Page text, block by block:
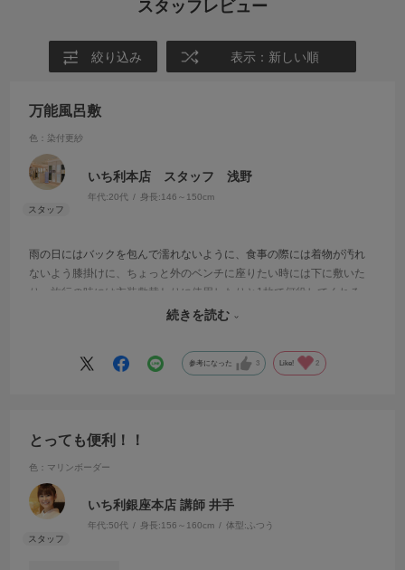
スタッフレビュー
絞り込み 表示：新しい順
万能風呂敷
色：染付更紗
いち利本店 スタッフ 浅野
年代:20代 身長:146～150cm
雨の日にはバックを包んで濡れないように、食事の際には着物が汚れ
ないよう膝掛けに、ちょっと外のベンチに座りたい時には下に敷いた
り、旅行の時には衣装敷替わりに使用したりと1枚で何役してくれる
の！？と驚きの風呂敷です。想像している以上にしっかりと撥水効果
続きを読む
参考になった 3 Like! 2
とっても便利！！
色：マリンボーダー
いち利銀座本店 講師 井手
年代:50代 身長:156～160cm 体型: ふつう